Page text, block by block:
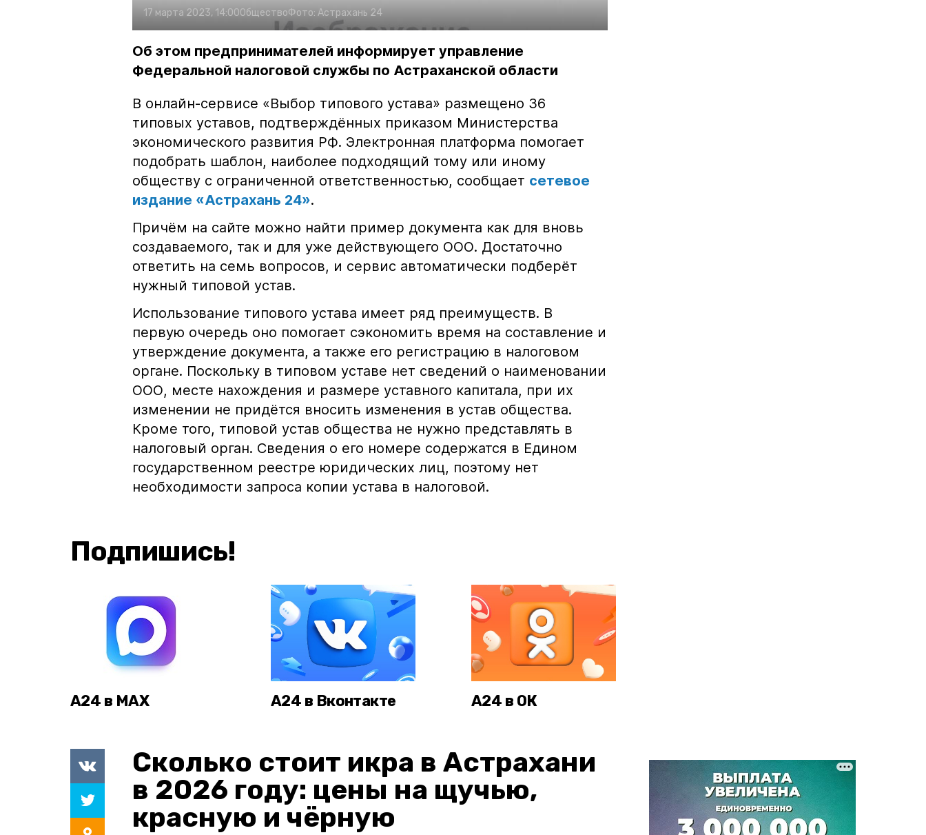
17 марта 2023, 14:00ОбществоФото: Астрахань 24
Об этом предпринимателей информирует управление
Федеральной налоговой службы по Астраханской области
В онлайн-сервисе «Выбор типового устава» размещено 36
типовых уставов, подтверждённых приказом Министерства
экономического развития РФ. Электронная платформа помогает
подобрать шаблон, наиболее подходящий тому или иному
обществу с ограниченной ответственностью, сообщает сетевое
издание «Астрахань 24».
Причём на сайте можно найти пример документа как для вновь
создаваемого, так и для уже действующего ООО. Достаточно
ответить на семь вопросов, и сервис автоматически подберёт
нужный типовой устав.
Использование типового устава имеет ряд преимуществ. В
первую очередь оно помогает сэкономить время на составление и
утверждение документа, а также его регистрацию в налоговом
органе. Поскольку в типовом уставе нет сведений о наименовании
ООО, месте нахождения и размере уставного капитала, при их
изменении не придётся вносить изменения в устав общества.
Кроме того, типовой устав общества не нужно представлять в
налоговый орган. Сведения о его номере содержатся в Едином
государственном реестре юридических лиц, поэтому нет
необходимости запроса копии устава в налоговой.
Подпишись!
А24 в MAX А24 в Вконтакте А24 в ОК
Сколько стоит икра в Астрахани
в 2026 году: цены на щучью,
красную и чёрную